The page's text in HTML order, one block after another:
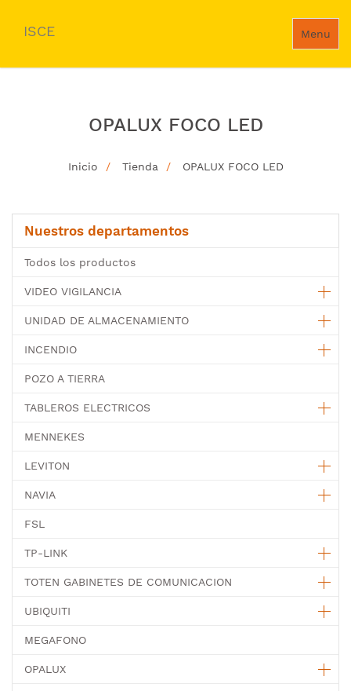
Menu
ISCE
OPALUX FOCO LED
Inicio Tienda OPALUX FOCO LED
Nuestros departamentos
Todos los productos
VIDEO VIGILANCIA
UNIDAD DE ALMACENAMIENTO
INCENDIO
POZO A TIERRA
TABLEROS ELECTRICOS
MENNEKES
LEVITON
NAVIA
FSL
TP-LINK
TOTEN GABINETES DE COMUNICACION
UBIQUITI
MEGAFONO
OPALUX